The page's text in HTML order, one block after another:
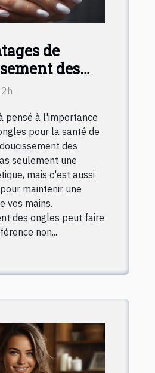
de
des
une
pensé à l'importance
pour la santé de
des
seulement une
mais c'est aussi
maintenir une
vos mains.
des ongles peut faire
non...